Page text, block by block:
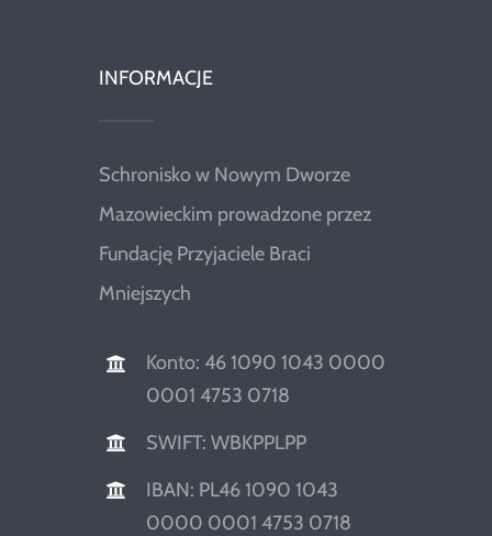
INFORMACJE
Schronisko w Nowym Dworze
Mazowieckim prowadzone przez
Fundację Przyjaciele Braci
Mniejszych
Konto: 46 1090 1043 0000
0001 4753 0718
SWIFT: WBKPPLPP
IBAN: PL46 1090 1043
0000 0001 4753 0718